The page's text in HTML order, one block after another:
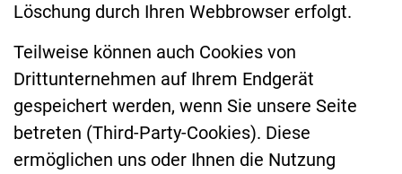
Löschung durch Ihren Webbrowser erfolgt.
Teilweise können auch Cookies von
Drittunternehmen auf Ihrem Endgerät
gespeichert werden, wenn Sie unsere Seite
betreten (Third-Party-Cookies). Diese
ermöglichen uns oder Ihnen die Nutzung